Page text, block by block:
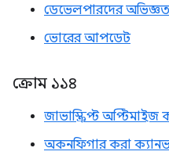
ডেভেলপারদের
ভোরের আপডেট
ক্রোম ১১৪
জাভাস্ক্রিপ্ট
অকনফিগার করা